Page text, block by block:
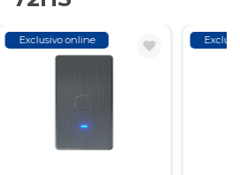
Exclusivo online